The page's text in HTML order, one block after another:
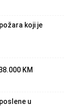
koji je
KM
u